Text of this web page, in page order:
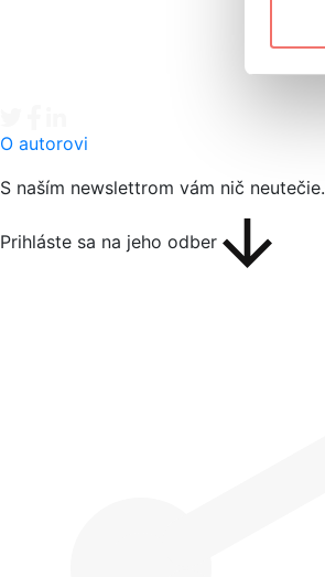
O autorovi
S naším newslettrom vám nič neutečie.
Prihláste sa na jeho odber